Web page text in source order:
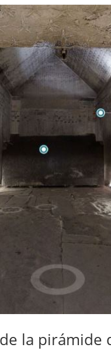
la pirámide